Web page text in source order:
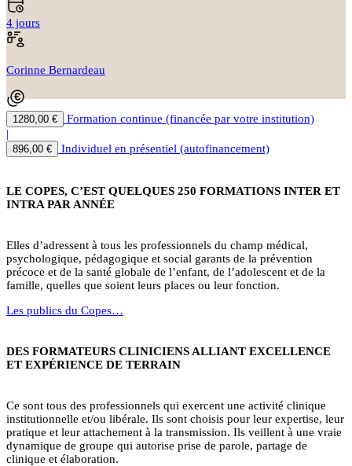
4 jours
Corinne Bernardeau
1280,00 €
Formation continue (financée par votre institution)
|
896,00 € Individuel en présentiel (autofinancement)
LE COPES, C’EST QUELQUES 250 FORMATIONS INTER ET
INTRA PAR ANNÉE
Elles d’adressent à tous les professionnels du champ médical,
psychologique, pédagogique et social garants de la prévention
précoce et de la santé globale de l’enfant, de l’adolescent et de la
famille, quelles que soient leurs places ou leur fonction.
Les publics du Copes…
DES FORMATEURS CLINICIENS ALLIANT EXCELLENCE
ET EXPÉRIENCE DE TERRAIN
Ce sont tous des professionnels qui exercent une activité clinique
institutionnelle et/ou libérale. Ils sont choisis pour leur expertise, leur
pratique et leur attachement à la transmission. Ils veillent à une vraie
dynamique de groupe qui autorise prise de parole, partage de
clinique et élaboration.